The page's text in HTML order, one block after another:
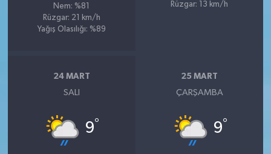
Nem: %81
Rüzgar: 21 km/h
Yağış Olasılığı: %89
Rüzgar: 13 km/h
24 MART
SALI
9°
25 MART
ÇARŞAMBA
9°